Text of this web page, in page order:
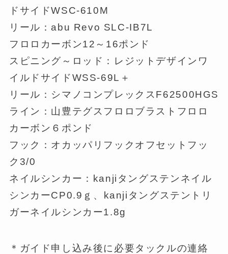
ドサイドWSC-610M
リール：abu Revo SLC-IB7L
フロロカーボン12～16ポンド
スピニング～ロッド：レジットデザインワ
イルドサイドWSS-69L＋
リール：シマノコンプレックスF62500HGS
ライン：山豊テグスフロロブラストフロロ
カーボン６ポンド
フック：オカッパリフックオフセットフッ
ク3/0
ネイルシンカー：kanjiタングステンネイル
シンカーCP0.9ｇ、kanjiタングステントリ
ガーネイルシンカー1.8g
＊ガイド申し込み後に必要タックルの連絡